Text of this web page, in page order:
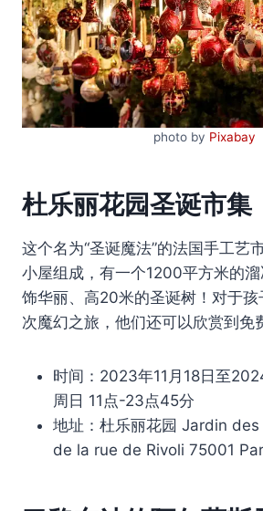
photo by Pixabay
杜乐丽花园圣诞市集
这个名为“圣诞魔法”的法国手工艺
小屋组成，有一个1200平方米的
饰华丽、高20米的圣诞树！对于
次魔幻之旅，他们还可以欣赏到免
时间：2023年11月18日至
周日 11点-23点45分
地址：杜乐丽花园 Jardin
de la rue de Rivoli 75001